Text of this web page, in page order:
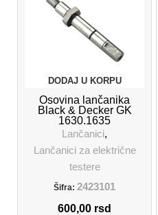
DODAJ U KORPU
Osovina lančanika
Black & Decker GK
1630.1635
Lančanici,
Lančanici za električne
testere
Šifra: 2423101
600,00 rsd